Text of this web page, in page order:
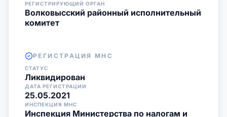
РЕГИСТРИРУЮЩИЙ ОРГАН
Волковысский районный исполнительный
комитет
РЕГИСТРАЦИЯ МНС
СТАТУС
Ликвидирован
ДАТА РЕГИСТРАЦИИ
25.05.2021
ИНСПЕКЦИЯ МНС
Инспекция Министерства по налогам и